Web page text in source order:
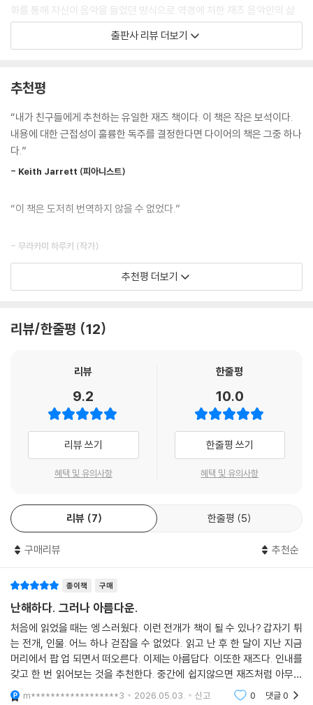
느꼈다. 그들은 향후 10년 동안에 벌어질 변화와 관련된 무엇을 해야 한다
고 느꼈다. 6개월 뒤에 누군가가 나타나서 그 모든 것을 또다시 바꿔 놓을
때까지. 그들이 연주하는 모든 음은 고통을 담고 있었고, 나팔로 무엇을 하
든 그것은 귀에 거슬리는 비명을 지르지 않으면 목이 졸릴 것 같은 새로운
3, 4년의 학교를 다녀야 했다. 하지만 벤에게 재즈는 그렇게 어려운 것이
구성하는 것이었다. 재즈란 그저 자신의 색소폰을 연주하는 것이었다.
--- p.155
그런데 순간적으로 그는 비틀거린다. 무엇을 연주하고 있는지 잊은 채, 카
장 높은 음을 향해 오른다. 결국 그 음에, 아주 정확하게, 도달한다. 깨끗하
한 무중력의 순간, 찬란하고 명징하고 고요한 순간이 온 것이다. 그러고는
아들면서. 수감자들은 지금까지의 연주가 내내 무엇이었는지를 깨닫는다.
추락하는 꿈.
술, 약물, 차별, 피곤한 여정, 허비되는 시간 속에서 사는 사람들이 인생에
대하는 것보다 다소 적을 수밖에 없다. 하지만 여전히 재즈 음악인들에게
가해진 손상이 이러하다면, 만약 재즈를 창조한 사람들로부터 끔찍한 통행
료를 징수하지 않았다면 그들의 삶은 어땠을지 우리는 궁금하지 않을 수
화를 통해 자신이 음악을 들었던 방식으로 역경에 처한 재즈 음악인의 삶
을 재구성한다. 레스터 영, 텔로니어스 멍크, 버드 파월, 찰스 밍거스, 벤 웹
스터, 쳇 베이커, 아트 페퍼, 듀크 엘링턴 등 1940~1950년대 재즈를 이
착한다. 그 순간, 재즈가 태어난다.
이 책에 등장하는 일화들은 실제로 있었던 일이자 작가가 지어낸 허구다.
제프 다이어는 논픽션과 픽션이 결합된 자신의 글쓰기를 ‘상상적 비평ima
설이 된 이야기를 근원으로 한다. 쳇 베이커의 이가 몽땅 부러져 나갔던 이
‘스탠더드standards’인 셈인데, 작가는 확인된 사실을 간단히 언급한 다
히 떠난 자기 버전을 창조한다. 즉흥적이라는 형식적 특권을 유지하는 장
면들은 완전히 새롭게 창작되는 ‘오리지널 작곡original composition’처
독자를 재즈의 세계로 초대하는 제프 다이어만의 독특한 방식
상법 따위를 제시하지 않는다. 대신 사실에 기반해 재즈 음악인들이 어떤
삶을 살았고 어떤 스타일의 음악을 만들고 연주했는지를 상상을 곁들여 묘
사하며 독자를 재즈의 세계로 초대한다. 제프 다이어는 현실에서 누군가가
실제로 한 말을 이 책에 실었을 때 그 부분을 정확히 밝히지 않았다. 재즈
연주자들은 솔로에서 다른 연주자의 것을 인용한다. 인용 여부를 알아차리
거나 못 알아차리는 것은 듣는 이의 음악 지식에 달려 있다. 마찬가지로
『그러나 아름다운』에 등장하는 사건은 창작하거나 인용하는 이상으로 바
를 들면 작품만을 통해 뮤지션을 묘사하기보다는 작가 자신이 그 음악을
처음 들었던 순간에 그들을 투사하는 방식으로 재즈 음악인들의 삶을 그려
나가는 것이다. 그러므로 이 책이 선사하는 재즈의 ‘분위기’를 감지하는 것
즈라는 음악 그 자체처럼.
약물 중독으로 신경쇠약에 걸렸던 버드 파월의 이야기는 꿈처럼 의식을 따
라 몽롱하게 흘러가고, 육중한 몸으로 분노를 표출하는 찰스 밍거스의 이
야기는 리드미컬하게 장면이 전환된다. 투어를 다니며 수많은 시간을 길
위에서 보낸 듀크 엘링턴의 이야기는 유랑을 시작하듯 자유롭고 낭만적이
다. 마약을 갈망하고 정신병원과 감옥에 갇혀 지내면서도 결국 음악 외의
다른 삶은 생각할 수조차 없는, 슬프고도 기이한 순간은 다이어의 글로써
출판사 리뷰 더보기
추천평
“내가 친구들에게 추천하는 유일한 재즈 책이다. 이 책은 작은 보석이다.
내용에 대한 근접성이 훌륭한 독주를 결정한다면 다이어의 책은 그중 하나
다.”
- Keith Jarrett (피아니스트)
“이 책은 도저히 번역하지 않을 수 없었다.”
- 무라카미 하루키 (작가)
“아마도 재즈에 관한 가장 훌륭한 책일 것이다.”
- [뉴욕타임스 북 리뷰]
추천평 더보기
리뷰/한줄평 12
리뷰
9.2
리뷰 쓰기
혜택 및 유의사항
한줄평
10.0
한줄평 쓰기
혜택 및 유의사항
리뷰 7 한줄평 5
구매리뷰 추천순
종이책 구매
난해하다. 그러나 아름다운.
처음에 읽었을 때는 엥 스러웠다. 이런 전개가 책이 될 수 있나? 갑자기 튀
는 전개, 인물. 어느 하나 걷잡을 수 없었다. 읽고 난 후 한 달이 지난 지금
머리에서 팝 업 되면서 떠오른다. 이제는 아름답다. 이또한 재즈다. 인내를
갖고 한 번 읽어보는 것을 추천한다. 중간에 쉽지않으면 재즈처럼 아무때
나 쉬어도 좋다
m******************3 2026.05.03. 신고 0 댓글0